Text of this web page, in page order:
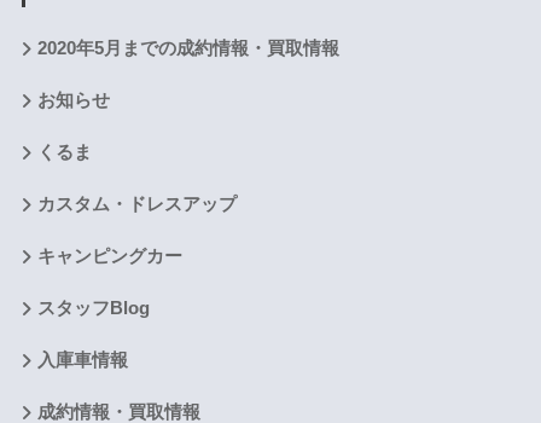
2020年5月までの成約情報・買取情報
お知らせ
くるま
カスタム・ドレスアップ
キャンピングカー
スタッフBlog
入庫車情報
成約情報・買取情報